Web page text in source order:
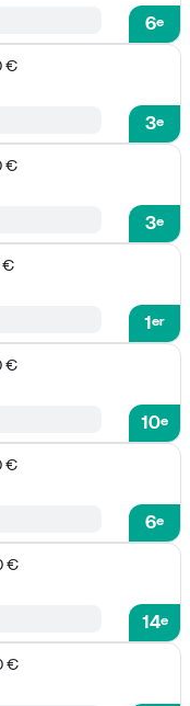
6e
€
3e
€
3e
€
1er
€
10e
€
6e
€
14e
€